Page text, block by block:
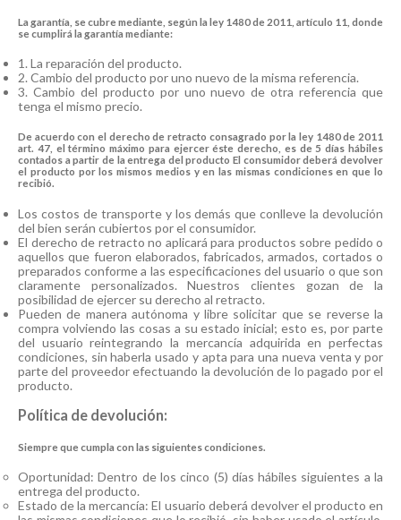
La garantía, se cubre mediante, según la ley 1480 de 2011, artículo 11, donde
se cumplirá la garantía mediante:
1. La reparación del producto.
2. Cambio del producto por uno nuevo de la misma referencia.
3. Cambio del producto por uno nuevo de otra referencia que
tenga el mismo precio.
De acuerdo con el derecho de retracto consagrado por la ley 1480 de 2011
art. 47, el término máximo para ejercer éste derecho, es de 5 días hábiles
contados a partir de la entrega del producto El consumidor deberá devolver
el producto por los mismos medios y en las mismas condiciones en que lo
recibió.
Los costos de transporte y los demás que conlleve la devolución
del bien serán cubiertos por el consumidor.
El derecho de retracto no aplicará para productos sobre pedido o
aquellos que fueron elaborados, fabricados, armados, cortados o
preparados conforme a las especificaciones del usuario o que son
claramente personalizados. Nuestros clientes gozan de la
posibilidad de ejercer su derecho al retracto.
Pueden de manera autónoma y libre solicitar que se reverse la
compra volviendo las cosas a su estado inicial; esto es, por parte
del usuario reintegrando la mercancía adquirida en perfectas
condiciones, sin haberla usado y apta para una nueva venta y por
parte del proveedor efectuando la devolución de lo pagado por el
producto.
Política de devolución:
Siempre que cumpla con las siguientes condiciones.
Oportunidad: Dentro de los cinco (5) días hábiles siguientes a la
entrega del producto.
Estado de la mercancía: El usuario deberá devolver el producto en